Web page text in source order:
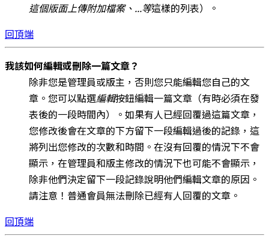
這個版面上傳附加檔案、...等這樣的列表）。
回頂端
我該如何編輯或刪除一篇文章？
除非您是管理員或版主，否則您只能編輯您自己的文
章。您可以點選編輯按鈕編輯一篇文章（有時必須在發
表後的一段時間內）。如果有人已經回覆過這篇文章，
您修改後會在文章的下方留下一段編輯過後的記錄，這
將列出您修改的次數和時間。在沒有回覆的情況下不會
顯示，在管理員和版主修改的情況下也可能不會顯示，
除非他們決定留下一段記錄說明他們編輯文章的原因。
請注意！普通會員無法刪除已經有人回覆的文章。
回頂端